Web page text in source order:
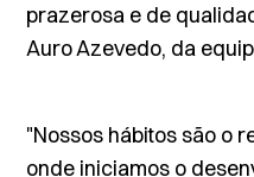
prazerosa e de
Auro Azevedo, da
"Nossos hábitos são o
onde iniciamos o